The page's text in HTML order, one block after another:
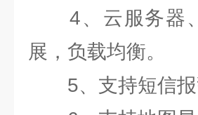
4、云服务器、
展，负载均衡。
5、支持短信报